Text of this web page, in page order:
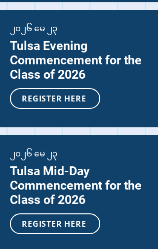
၂၀၂၆ မေ ၂၃
Tulsa Evening
Commencement for the
Class of 2026
REGISTER HERE
၂၀၂၆ မေ ၂၃
Tulsa Mid-Day
Commencement for the
Class of 2026
REGISTER HERE